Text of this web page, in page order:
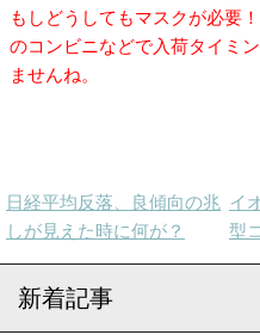
もしどうしてもマスクが必要
のコンビニなどで入荷タイミ
ませんね。
日経平均反落、良傾向の兆
しが見えた時に何が？
イ
型
新着記事